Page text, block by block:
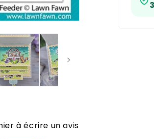
à écrire un avis